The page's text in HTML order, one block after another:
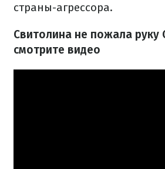
страны-агрессора.
Свитолина не пожала руку
смотрите видео